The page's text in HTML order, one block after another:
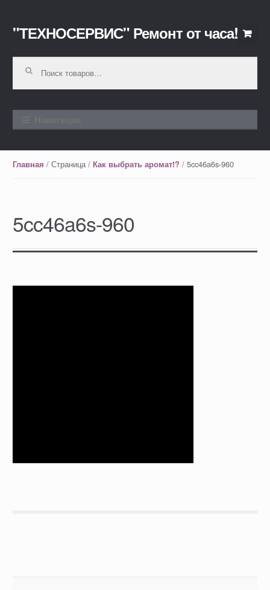
Перейти к навигации
Перейти к содержимому
"ТЕХНОСЕРВИС" Ремонт от часа!
Главная / Страница / Как выбрать аромат!? / 5cc46a6s-960
5cc46a6s-960